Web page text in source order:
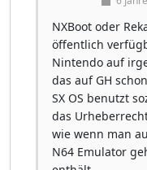
NXBoot oder
öffentlich
Nintendo auf
das auf GH
SX OS benutzt
das
wie wenn man
N64 Emulator